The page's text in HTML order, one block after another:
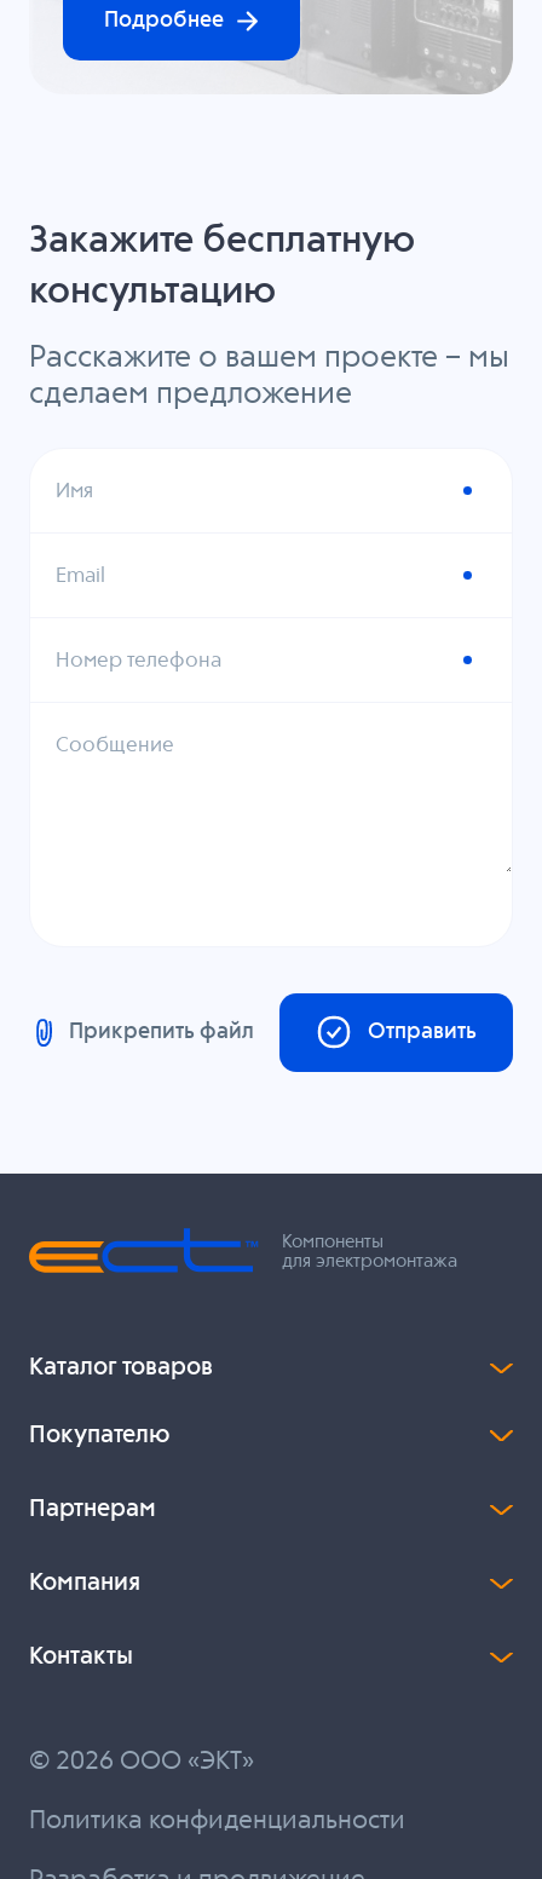
Подробнее
Закажите бесплатную
консультацию
Расскажите о вашем проекте – мы
сделаем предложение
Имя
Email
Номер телефона
Сообщение
Прикрепить файл Отправить
Компоненты
для электромонтажа
Каталог товаров
Покупателю
Партнерам
Компания
Контакты
© 2026 ООО «ЭКТ»
Политика конфиденциальности